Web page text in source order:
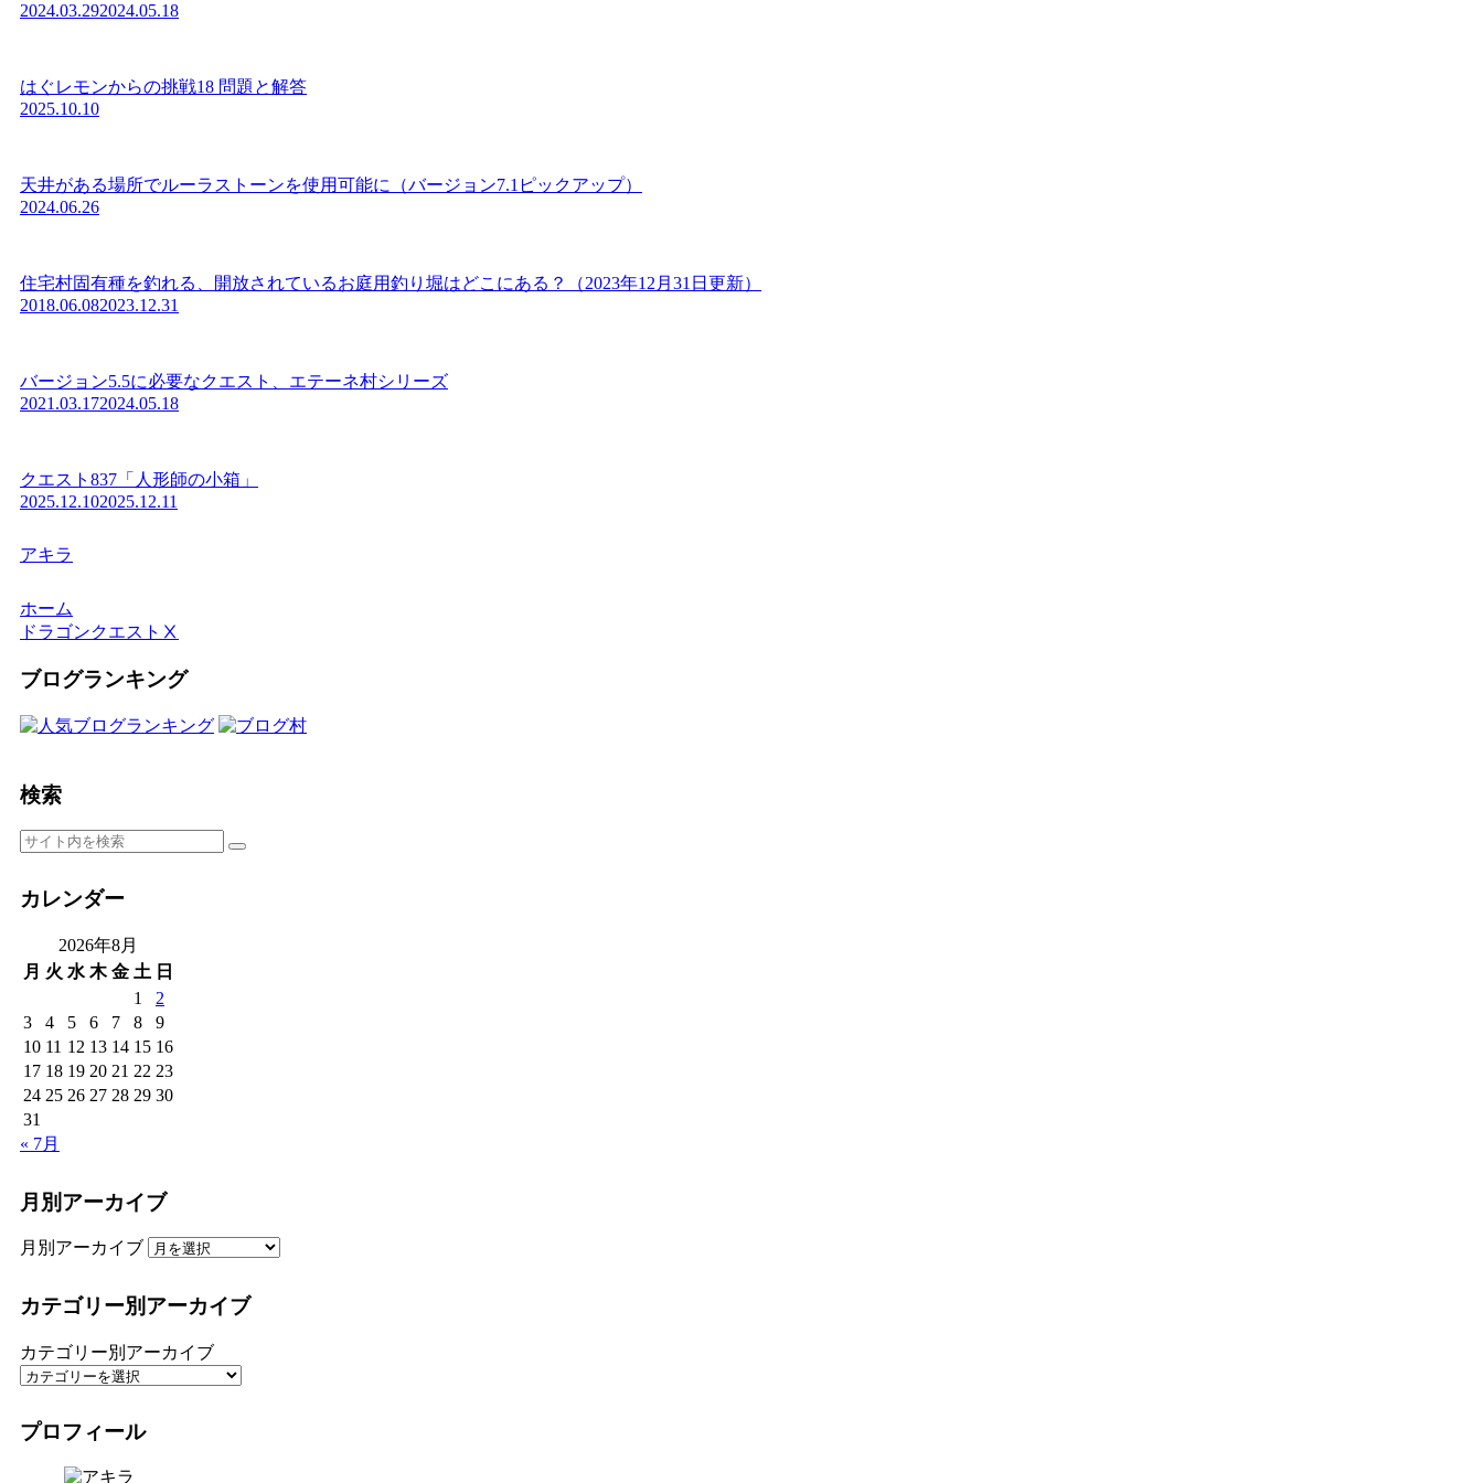
2024.03.292024.05.18
はぐレモンからの挑戦18 問題と解答
2025.10.10
天井がある場所でルーラストーンを使用可能に（バージョン7.1ピックアップ）
2024.06.26
住宅村固有種を釣れる、開放されているお庭用釣り堀はどこにある？（2023年12月31日更新）
2018.06.082023.12.31
バージョン5.5に必要なクエスト、エテーネ村シリーズ
2021.03.172024.05.18
クエスト837「人形師の小箱」
2025.12.102025.12.11
アキラ
ホーム
ドラゴンクエストⅩ
ブログランキング
検索
カレンダー
2026年8月
月 火 水 木 金 土 日
1
2
3
4 5 6 7 8
9
10 11 12 13 14 15 16
17 18 19 20 21 22 23
24 25 26 27 28 29 30
31
« 7月
月別アーカイブ
月別アーカイブ
カテゴリー別アーカイブ
カテゴリー別アーカイブ
プロフィール